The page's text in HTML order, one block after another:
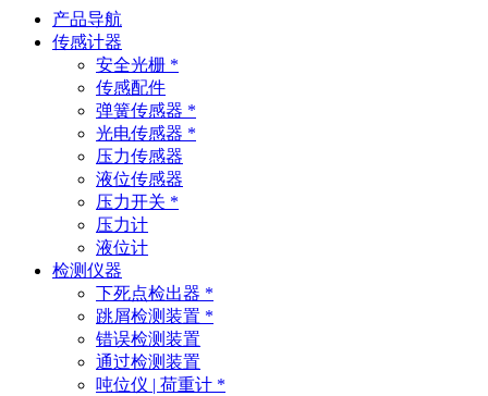
产品导航
传感计器
安全光栅 *
传感配件
弹簧传感器 *
光电传感器 *
压力传感器
液位传感器
压力开关 *
压力计
液位计
检测仪器
下死点检出器 *
跳屑检测装置 *
错误检测装置
通过检测装置
吨位仪 | 荷重计 *